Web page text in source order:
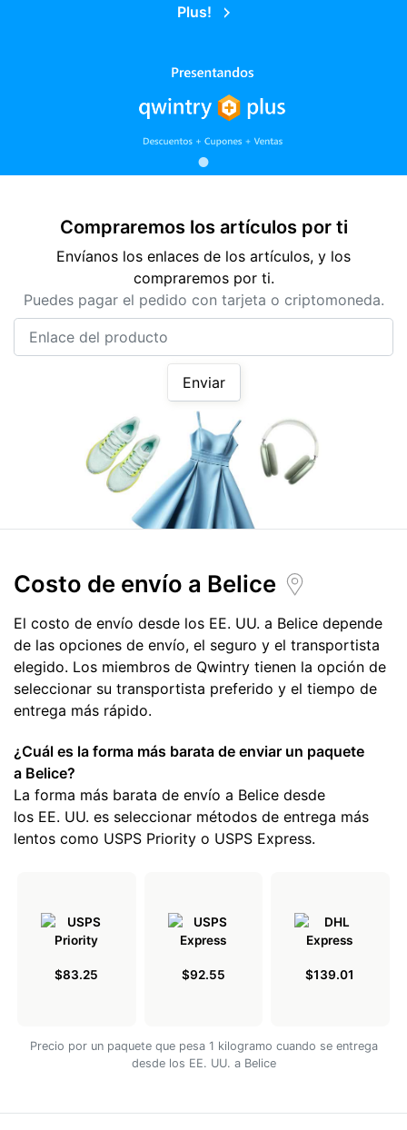
Plus!
Compraremos los artículos por ti
Envíanos los enlaces de los artículos, y los
compraremos por ti.
Puedes pagar el pedido con tarjeta o criptomoneda.
Enviar
Costo de envío a Belice
El costo de envío desde los EE. UU. a Belice depende
de las opciones de envío, el seguro y el transportista
elegido. Los miembros de Qwintry tienen la opción de
seleccionar su transportista preferido y el tiempo de
entrega más rápido.
¿Cuál es la forma más barata de enviar un paquete
a Belice?
La forma más barata de envío a Belice desde
los EE. UU. es seleccionar métodos de entrega más
lentos como USPS Priority o USPS Express.
$83.25 $92.55 $139.01
Precio por un paquete que pesa 1 kilogramo cuando se entrega
desde los EE. UU. a Belice